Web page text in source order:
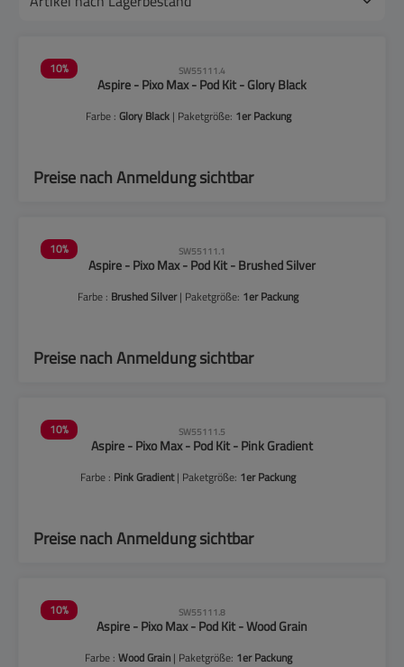
10% SW55111.4
Aspire - Pixo Max - Pod Kit - Glory Black
Farbe : Glory Black | Paketgröße: 1er Packung
Preise nach Anmeldung sichtbar
10% SW55111.1
Aspire - Pixo Max - Pod Kit - Brushed Silver
Farbe : Brushed Silver| Paketgröße: 1er Packung
Preise nach Anmeldung sichtbar
10% SW55111.5
Aspire - Pixo Max - Pod Kit - Pink Gradient
Farbe : Pink Gradient| Paketgröße: 1er Packung
Preise nach Anmeldung sichtbar
10% SW55111.8
Aspire - Pixo Max - Pod Kit - Wood Grain
Farbe : Wood Grain | Paketgröße: 1er Packung